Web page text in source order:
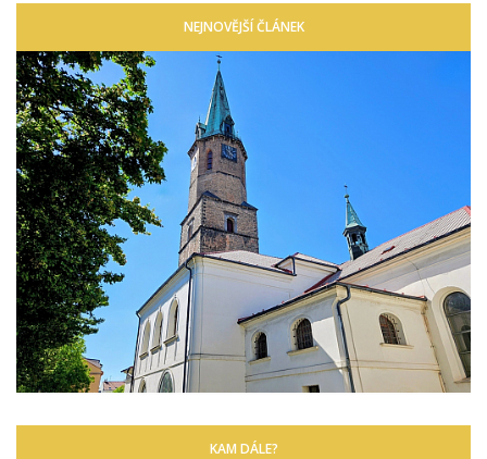
NEJNOVĚJŠÍ ČLÁNEK
KAM DÁLE?